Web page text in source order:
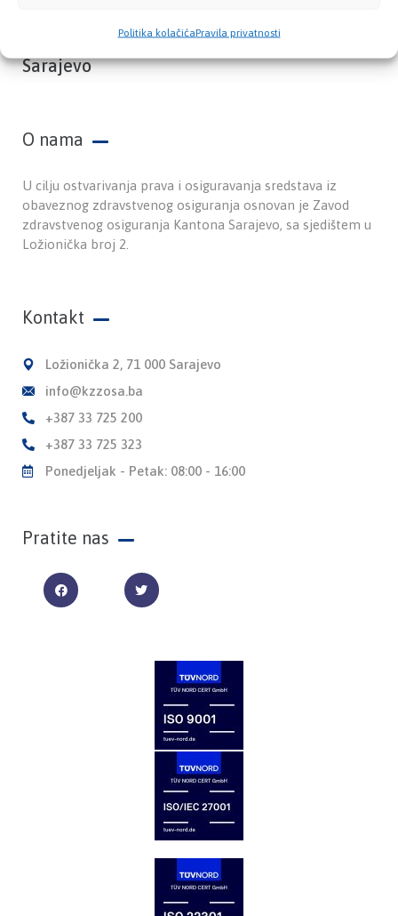
Politika kolačićaPravila privatnosti
Zavod zdravstvenog osiguranja Kantona
Sarajevo
O nama
U cilju ostvarivanja prava i osiguravanja sredstava iz
obaveznog zdravstvenog osiguranja osnovan je Zavod
zdravstvenog osiguranja Kantona Sarajevo, sa sjedištem u
Ložionička broj 2.
Kontakt
Ložionička 2, 71 000 Sarajevo
info@kzzosa.ba
+387 33 725 200
+387 33 725 323
Ponedjeljak - Petak: 08:00 - 16:00
Pratite nas